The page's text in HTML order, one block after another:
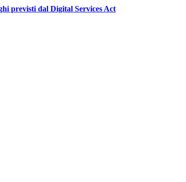
previsti dal Digital Services Act